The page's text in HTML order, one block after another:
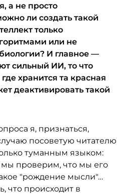
а не просто
ли создать такой
только
или не
И главное —
сильный ИИ, то что
хранится та красная
деактивировать такой
я, признаться,
посоветую читателю
туманным языком:
мы проверим, что мы его
"рождение мысли"…
что происходит в